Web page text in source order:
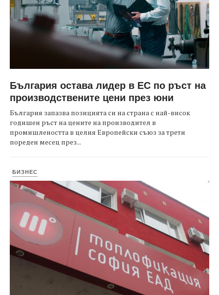
България остава лидер в ЕС по ръст на
производствените цени през юни
България запазва позицията си на страна с най-висок
годишен ръст на цените на производител в
промишлеността в целия Европейски съюз за трети
пореден месец през...
БИЗНЕС